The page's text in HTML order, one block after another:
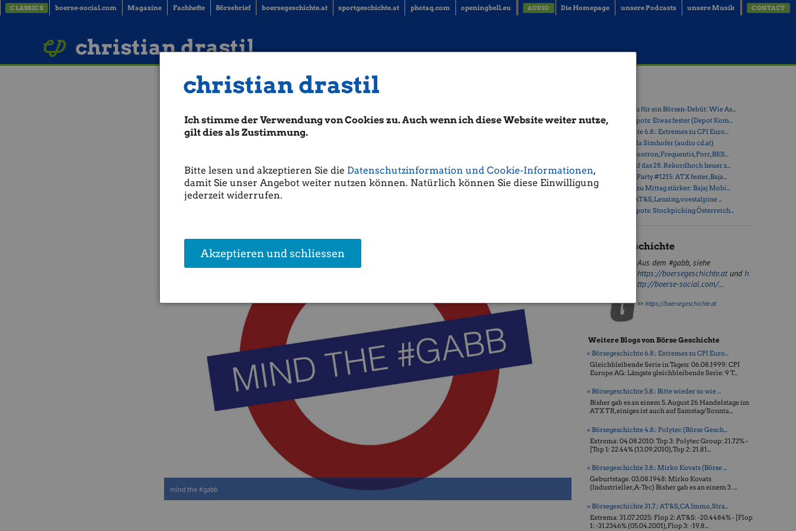
christian drastil
Ich stimme der Verwendung von Cookies zu. Auch wenn ich diese Website weiter nutze,
gilt dies als Zustimmung.
Bitte lesen und akzeptieren Sie die Datenschutzinformation und Cookie-Informationen,
damit Sie unser Angebot weiter nutzen können. Natürlich können Sie diese Einwilligung
jederzeit widerrufen.
Akzeptieren und schliessen
CLASSICS boerse-social.com Magazine Fachhefte Börsebrief boersegeschichte.at sportgeschichte.at photaq.com openingbell.eu AUDIO Die Homepage unsere Podcasts unsere Musik CONTACT
christian drastil
Börsegeschichte 3.6.: Bitte wieder so wie 2020 (Börse
Geschichte) (BörseGeschichte)
Bisher gab es an einem3. Juni 24 Handelstage
(Der Input von Börse Geschichte für den
http://www.boerse-social.com/gabbvom 03.06.)
mind the #gabb
» Zehn Vokabeln für ein Börsen-Debüt: Wie As...
» Österreich-Depots: Etwas fester (Depot Kom...
» Börsegeschichte 6.8.: Extremes zu CPI Euro...
» Nachlese: Linda Simhofer (audio cd.at)
» PIR-News zu Kontron, Frequentis, Porr, BKS...
» ATX steuert auf das 28. Rekordhoch heuer z...
» Wiener Börse Party #1215: ATX fester, Baja...
» Wiener Börse zu Mittag stärker: Bajaj Mobi...
» ATX-Trends: AT&S, Lenzing, voestalpine ...
» Österreich-Depots: Stockpicking Österreich...
Börse Geschichte
Aus dem #gabb, siehe
https://boersegeschichte.atundh
ttp://boerse-social.com/...
>>https://boersegeschichte.at
Weitere Blogs von Börse Geschichte
» Börsegeschichte 6.8.: Extremes zu CPI Euro...
Gleichbleibende Serie in Tagen: 06.08.1999: CPI
Europe AG: Längste gleichbleibende Serie: 9 T...
» Börsegeschichte 5.8.: Bitte wieder so wie ...
Bisher gab es an einem 5. August 26 Handelstage im
ATX TR, einiges ist auch auf Samstag/Sonnta...
» Börsegeschichte 4.8.: Polytec (Börse Gesch...
Extrema: 04.08.2010: Top 3: Polytec Group: 21.72% -
[Top 1: 22.44% (13.09.2010), Top 2: 21.81...
» Börsegeschichte 3.8.: Mirko Kovats (Börse ...
Geburtstage: 03.08.1948: Mirko Kovats
(Industrieller, A-Tec) Bisher gab es an einem 3. ...
» Börsegeschichte 31.7.: AT&S, CA Immo, Stra...
Extrema: 31.07.2025: Flop 2: AT&S: -20.4484% - [Flop
1: -31.2346% (05.04.2001), Flop 3: -19.8...